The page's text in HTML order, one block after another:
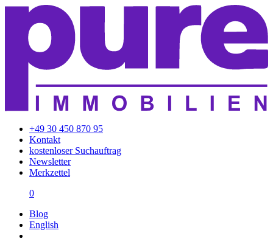
+49 30 450 870 95
Kontakt
kostenloser Suchauftrag
Newsletter
Merkzettel
0
Blog
English